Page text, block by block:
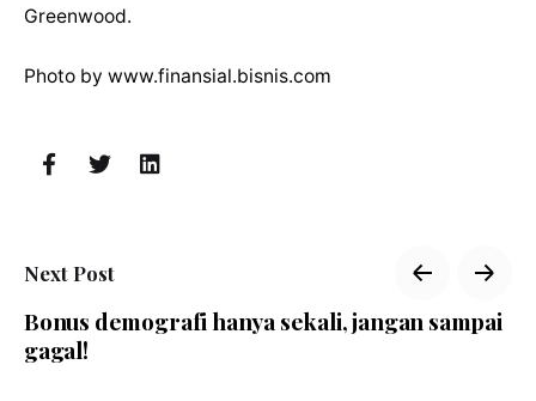
Greenwood.
Photo by www.finansial.bisnis.com
Next Post
Bonus demografi hanya sekali, jangan sampai
gagal!